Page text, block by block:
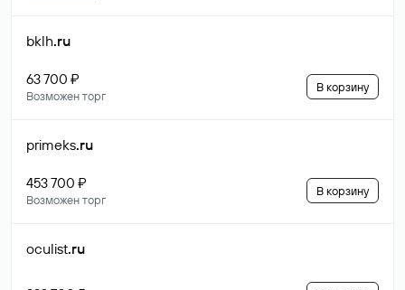
bklh.ru
63 700 ₽
Возможен торг
В корзину
primeks.ru
453 700 ₽
Возможен торг
В корзину
oculist.ru